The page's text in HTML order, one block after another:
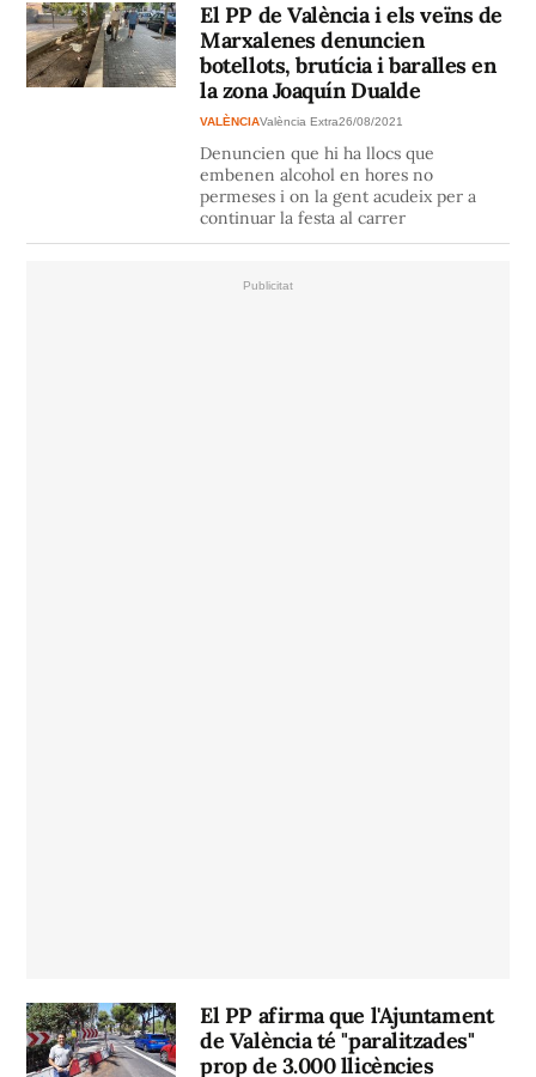
El PP de València i els veïns de
Marxalenes denuncien
botellots, brutícia i baralles en
la zona Joaquín Dualde
VALÈNCIAValència Extra26/08/2021
Denuncien que hi ha llocs que
embenen alcohol en hores no
permeses i on la gent acudeix per a
continuar la festa al carrer
El PP afirma que l'Ajuntament
de València té "paralitzades"
prop de 3.000 llicències